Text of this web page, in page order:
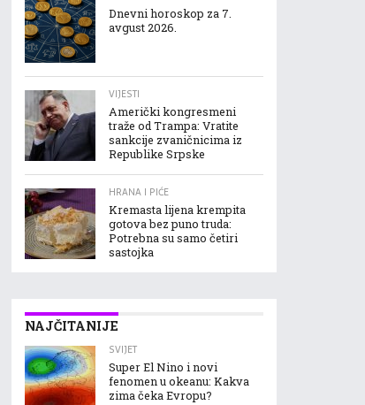
Dnevni horoskop za 7.
avgust 2026.
VIJESTI
Američki kongresmeni
traže od Trampa: Vratite
sankcije zvaničnicima iz
Republike Srpske
HRANA I PIĆE
Kremasta lijena krempita
gotova bez puno truda:
Potrebna su samo četiri
sastojka
NAJČITANIJE
SVIJET
Super El Nino i novi
fenomen u okeanu: Kakva
zima čeka Evropu?